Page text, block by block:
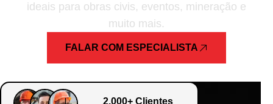
ideais para obras civis, eventos, mineração e
muito mais.
FALAR COM ESPECIALISTA
2.000+ Clientes